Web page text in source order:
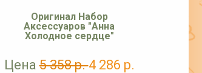
Оригинал Набор
Аксессуаров "Анна
Холодное сердце"
Цена5 358 р.4 286 р.